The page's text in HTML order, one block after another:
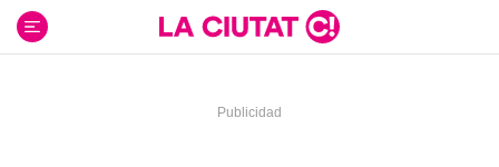
contenido